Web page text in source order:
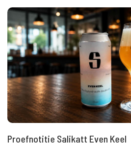
Proefnotitie Salikatt Even Keel